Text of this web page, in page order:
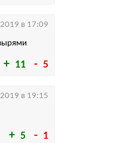
11 5
в 17:09
5 1
в 19:15